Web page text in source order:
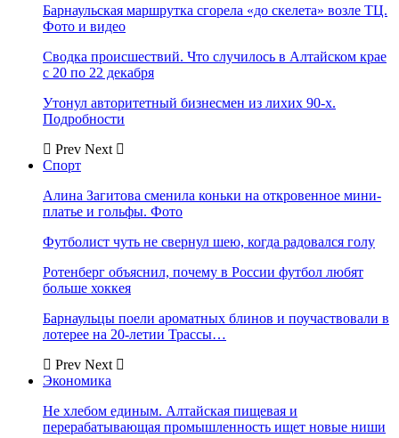
Барнаульская маршрутка сгорела «до скелета» возле ТЦ.
Фото и видео
Сводка происшествий. Что случилось в Алтайском крае
с 20 по 22 декабря
Утонул авторитетный бизнесмен из лихих 90-х.
Подробности
Prev Next
Спорт
Алина Загитова сменила коньки на откровенное мини-
платье и гольфы. Фото
Футболист чуть не свернул шею, когда радовался голу
Ротенберг объяснил, почему в России футбол любят
больше хоккея
Барнаульцы поели ароматных блинов и поучаствовали в
лотерее на 20-летии Трассы…
Prev Next
Экономика
Не хлебом единым. Алтайская пищевая и
перерабатывающая промышленность ищет новые ниши